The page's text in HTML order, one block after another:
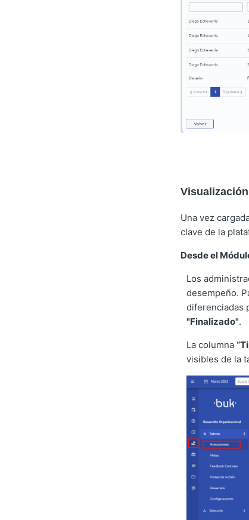
Una vez
clave de la
Desde el
Los
desempeño.
diferenciadas
"Finalizado".
La columna
visibles de la